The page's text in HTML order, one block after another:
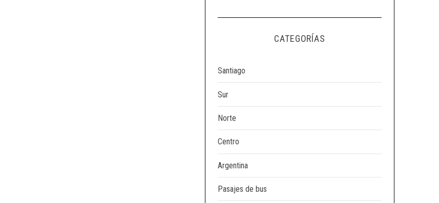
CATEGORÍAS
Santiago
Sur
Norte
Centro
Argentina
Pasajes de bus